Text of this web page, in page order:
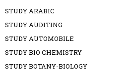
STUDY ARABIC
STUDY AUDITING
STUDY AUTOMOBILE
STUDY BIO CHEMISTRY
STUDY BOTANY-BIOLOGY